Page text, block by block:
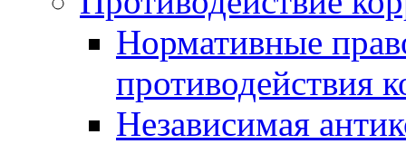
Нормативные
противодействия
Независимая